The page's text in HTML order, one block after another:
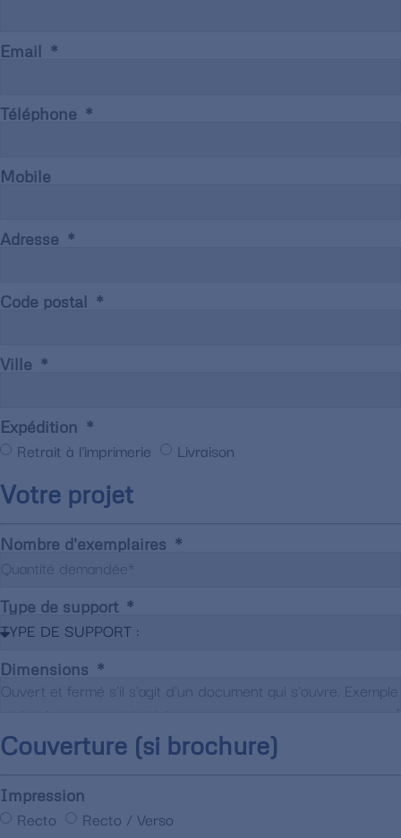
Email
Téléphone
Mobile
Adresse
Code postal
Ville
Expédition
Retrait à l'imprimerie Livraison
Votre projet
Nombre d'exemplaires
Type de support
Dimensions
Couverture (si brochure)
Impression
Recto Recto / Verso